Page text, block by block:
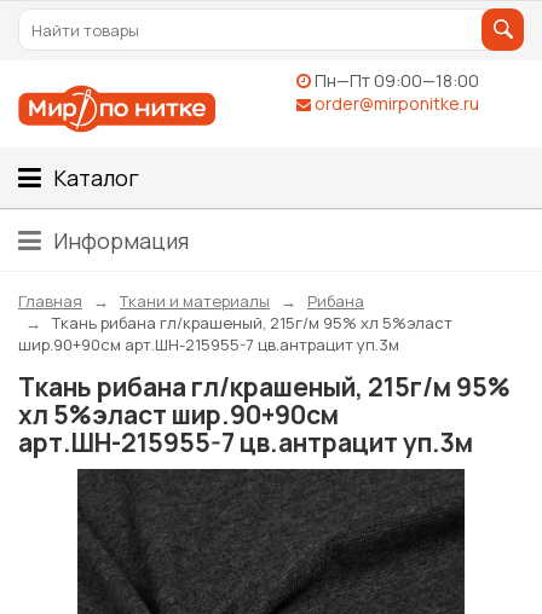
Пн—Пт 09:00—18:00
order@mirponitke.ru
Каталог
Информация
Главная Ткани и материалы
Рибана
Ткань рибана гл/крашеный, 215г/м 95% хл 5%эласт
шир.90+90см арт.ШН-215955-7 цв.антрацит уп.3м
Ткань рибана гл/крашеный, 215г/м 95%
хл 5%эласт шир.90+90см
арт.ШН-215955-7 цв.антрацит уп.3м